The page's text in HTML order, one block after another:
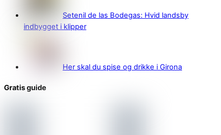
Setenil de las Bodegas: Hvid landsby
indbygget i klipper
Her skal du spise og drikke i Girona
Gratis guide